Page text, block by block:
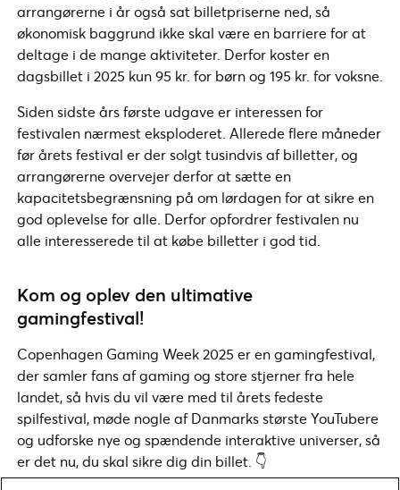
arrangørerne i år også sat billetpriserne ned, så
økonomisk baggrund ikke skal være en barriere for at
deltage i de mange aktiviteter. Derfor koster en
dagsbillet i 2025 kun 95 kr. for børn og 195 kr. for voksne.
Siden sidste års første udgave er interessen for
festivalen nærmest eksploderet. Allerede flere måneder
før årets festival er der solgt tusindvis af billetter, og
arrangørerne overvejer derfor at sætte en
kapacitetsbegrænsning på om lørdagen for at sikre en
god oplevelse for alle. Derfor opfordrer festivalen nu
alle interesserede til at købe billetter i god tid.
Kom og oplev den ultimative
gamingfestival!
Copenhagen Gaming Week 2025 er en gamingfestival,
der samler fans af gaming og store stjerner fra hele
landet, så hvis du vil være med til årets fedeste
spilfestival, møde nogle af Danmarks største YouTubere
og udforske nye og spændende interaktive universer, så
er det nu, du skal sikre dig din billet. 👇​